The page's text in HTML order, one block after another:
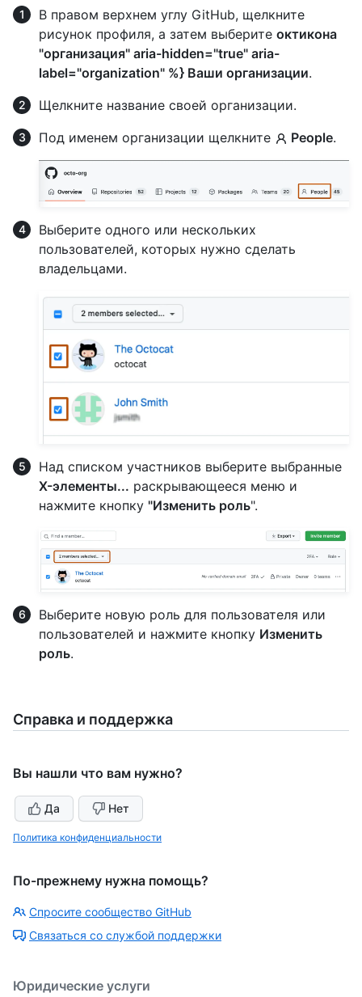
В правом верхнем углу GitHub, щелкните
рисунок профиля, а затем выберите октикона
"организация" aria-hidden="true" aria-
label="organization" %} Ваши организации.
Щелкните название своей организации.
Под именем организации щелкните
People.
Выберите одного или нескольких
пользователей, которых нужно сделать
владельцами.
Над списком участников выберите выбранные
X-элементы... раскрывающееся меню и
нажмите кнопку "Изменить роль".
Выберите новую роль для пользователя или
пользователей и нажмите кнопку Изменить
роль.
Справка и поддержка
Вы нашли что вам нужно?
Да Нет
Политика конфиденциальности
По-прежнему нужна помощь?
Спросите сообщество GitHub
Связаться со службой поддержки
Юридические услуги